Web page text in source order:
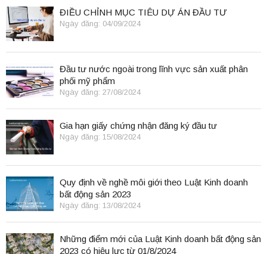
ĐIỀU CHỈNH MỤC TIÊU DỰ ÁN ĐẦU TƯ
Ngày đăng: 04/09/2024
Đầu tư nước ngoài trong lĩnh vực sản xuất phân
phối mỹ phẩm
Ngày đăng: 27/08/2024
Gia hạn giấy chứng nhận đăng ký đầu tư
Ngày đăng: 15/08/2024
Quy định về nghề môi giới theo Luật Kinh doanh
bất động sản 2023
Ngày đăng: 13/08/2024
Những điểm mới của Luật Kinh doanh bất động sản
2023 có hiệu lực từ 01/8/2024